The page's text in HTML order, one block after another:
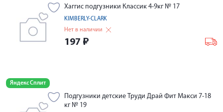
Хаггис подгузники Классик 4-9кг № 17
KIMBERLY-CLARK
Нет в наличии
197 ₽
Яндекс Сплит
Подгузники детские Труди Драй Фит Макси 7-18
кг № 19